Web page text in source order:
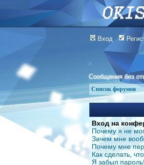
Вход
Сообщения без
Список форумов
Вход на
Почему я не
Зачем мне
Почему мне
Как сделать,
Я забыл пароль!